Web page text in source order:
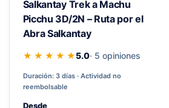
Salkantay Trek a Machu
Picchu 3D/2N – Ruta por el
Abra Salkantay
★ ★ ★ ★ ★5.0· 5 opiniones
Duración: 3 días
Actividad no
reembolsable
Desde